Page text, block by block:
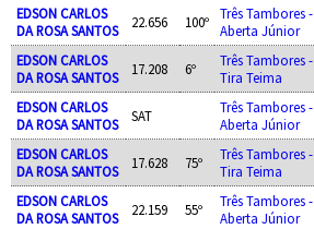
EDSON CARLOS
DA ROSA SANTOS
22.656 100º
Três Tambores -
Aberta Júnior
EDSON CARLOS
DA ROSA SANTOS
17.208 6º
Três Tambores -
Tira Teima
EDSON CARLOS
DA ROSA SANTOS
SAT
Três Tambores -
Aberta Júnior
EDSON CARLOS
DA ROSA SANTOS
17.628 75º
Três Tambores -
Tira Teima
EDSON CARLOS
DA ROSA SANTOS
22.159 55º
Três Tambores -
Aberta Júnior